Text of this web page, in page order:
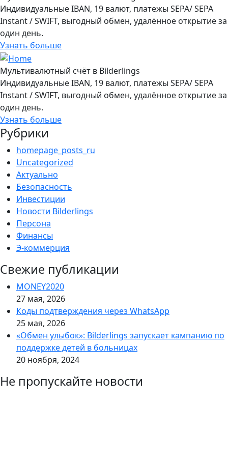
Индивидуальные IBAN, 19 валют, платежы SEPA/ SEPA
Instant / SWIFT, выгодный обмен, удалённое открытие за
один день.
Узнать больше
Мультивалютный счёт в Bilderlings
Индивидуальные IBAN, 19 валют, платежы SEPA/ SEPA
Instant / SWIFT, выгодный обмен, удалённое открытие за
один день.
Узнать больше
Рубрики
homepage_posts_ru
Uncategorized
Актуально
Безопасность
Инвестиции
Новости Bilderlings
Персона
Финансы
Э-коммерция
Свежие публикации
MONEY2020
27 мая, 2026
Коды подтверждения через WhatsApp
25 мая, 2026
«Обмен улыбок»: Bilderlings запускает кампанию по
поддержке детей в больницах
20 ноября, 2024
Не пропускайте новости